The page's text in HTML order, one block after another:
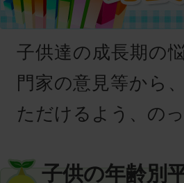
子供達の成長期の
門家の意見等から
ただけるよう、の
子供の年齢別